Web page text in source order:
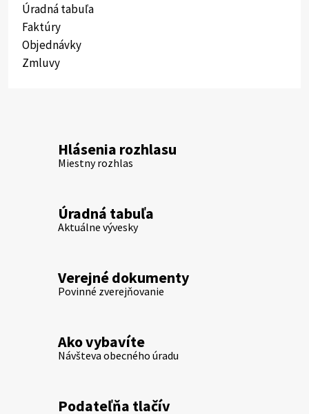
Úradná tabuľa
Faktúry
Objednávky
Zmluvy
Hlásenia rozhlasu
Miestny rozhlas
Úradná tabuľa
Aktuálne vývesky
Verejné dokumenty
Povinné zverejňovanie
Ako vybavíte
Návšteva obecného úradu
Podateľňa tlačív